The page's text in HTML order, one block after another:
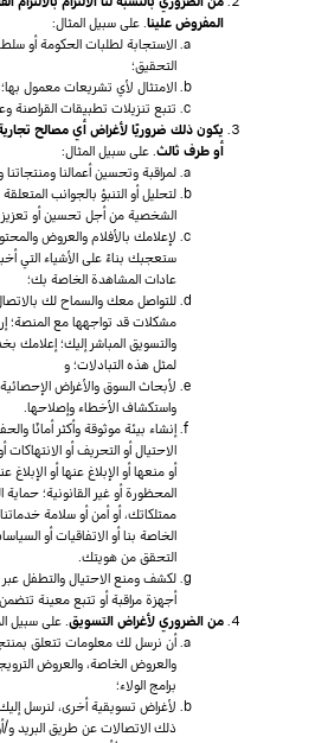
المفروض علينا. على سبيل المثال:
الاستجابة لطلبات الحكومة أو
التحقيق؛
الامتثال لأي تشريعات معمول بها؛
تتبع تنزيلات تطبيقات القراصنة
يكون ذلك ضروريًا لأغراض أي مصالح
أو طرف ثالث. على سبيل المثال:
لمراقبة وتحسين أعمالنا ومنتجاتنا
لتحليل أو التنبؤ بالجوانب
الشخصية من أجل تحسين أو تعزيز
لإعلامك بالأفلام والعروض
ستعجبك بناءً على الأشياء التي
عادات المشاهدة الخاصة بك؛
للتواصل معك والسماح لك
مشكلات قد تواجهها مع المنصة؛
والتسويق المباشر إليك؛ إعلامك
لمثل هذه التبادلات؛ و
لأبحاث السوق والأغراض
واستكشاف الأخطاء وإصلاحها.
إنشاء بيئة موثوقة وأكثر أمانًا
الاحتيال أو التحريف أو الانتهاكات
أو منعها أو الإبلاغ عنها أو
المحظورة أو غير القانونية؛ حماية
ممتلكاتك، أو أمن أو سلامة
الخاصة بنا أو الاتفاقيات أو
التحقق من هويتك.
لكشف ومنع الاحتيال والتطفل عبر
أجهزة مراقبة أو تتبع معينة
من الضروري لأغراض التسويق. على سبيل
أن نرسل لك معلومات تتعلق
والعروض الخاصة، والعروض
برامج الولاء؛
لأغراض تسويقية أخرى، لنرسل
ذلك الاتصالات عن طريق البريد و/